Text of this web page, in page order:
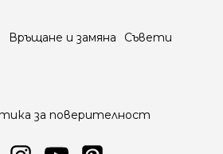
Връщане и замяна Съвети
за поверителност